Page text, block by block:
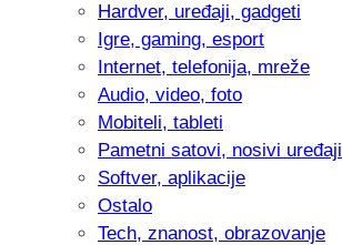
Hardver, uređaji, gadgeti
Igre, gaming, esport
Internet, telefonija, mreže
Audio, video, foto
Mobiteli, tableti
Pametni satovi, nosivi uređaji
Softver, aplikacije
Ostalo
Tech, znanost, obrazovanje